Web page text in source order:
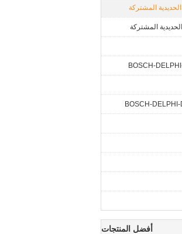
المشتركة
المشتركة
أفضل المنتجات